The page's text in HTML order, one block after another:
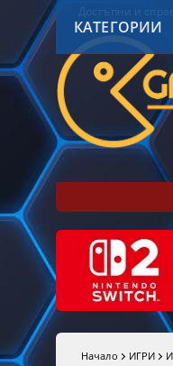
Достъпни и
КАТЕГОРИИ
Начало ИГРИ